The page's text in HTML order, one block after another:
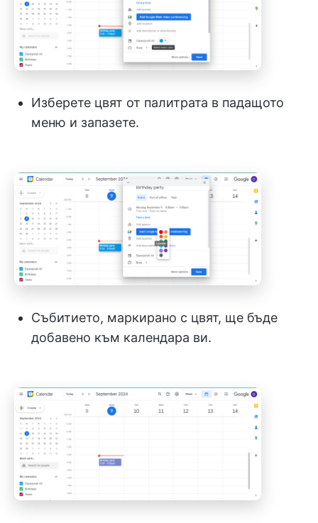
Изберете цвят от палитрата в падащото
меню и запазете.
Събитието, маркирано с цвят, ще бъде
добавено към календара ви.